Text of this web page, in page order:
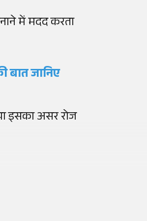
में मदद करता
बात जानिए
इसका असर रोज